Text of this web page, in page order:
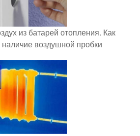
из батарей отопления. Как
воздушной пробки